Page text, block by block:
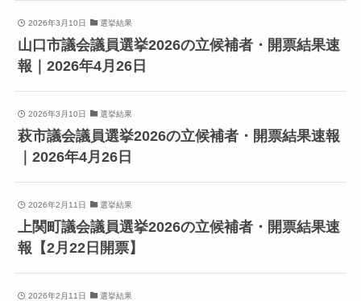
2026年3月10日 選挙結果
山口市議会議員選挙2026の立候補者・開票結果速
報｜2026年4月26日
2026年3月10日 選挙結果
萩市議会議員選挙2026の立候補者・開票結果速報
｜2026年4月26日
2026年2月11日 選挙結果
上関町議会議員選挙2026の立候補者・開票結果速
報【2月22日開票】
2026年2月11日 選挙結果